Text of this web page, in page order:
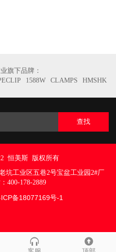
旗下品牌：
1588W CLAMPS HMSHK
查找
恒美斯 版权所有
坑工业区五巷2号宝盆工业园2#厂
178-2889
备18077169号-1